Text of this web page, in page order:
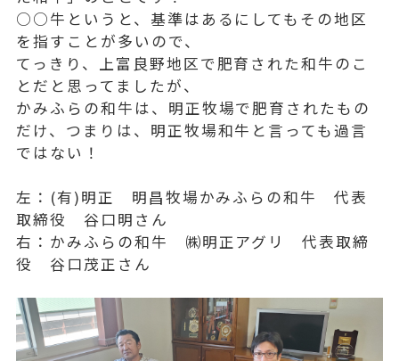
○○牛というと、基準はあるにしてもその地区
を指すことが多いので、
てっきり、上富良野地区で肥育された和牛のこ
とだと思ってましたが、
かみふらの和牛は、明正牧場で肥育されたもの
だけ、つまりは、明正牧場和牛と言っても過言
ではない！
左：(有)明正 明昌牧場かみふらの和牛 代表
取締役 谷口明さん
右：かみふらの和牛 ㈱明正アグリ 代表取締
役 谷口茂正さん